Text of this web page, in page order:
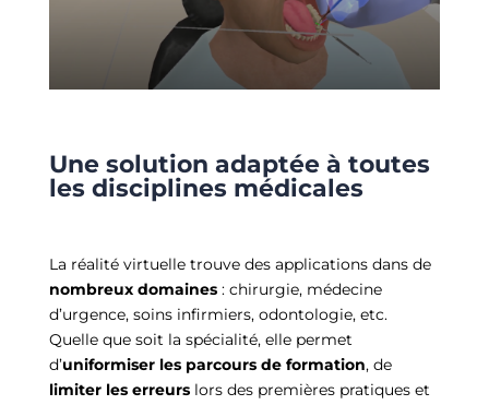
Une solution adaptée à toutes
les disciplines médicales
La réalité virtuelle trouve des applications dans de
nombreux domaines: chirurgie, médecine
d’urgence, soins infirmiers, odontologie, etc.
Quelle que soit la spécialité, elle permet
d’uniformiser les parcours de formation, de
limiter les erreurslors des premières pratiques et